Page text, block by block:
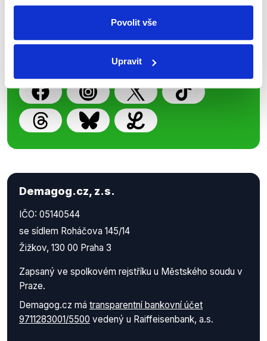
Povolit vše
Upravit
Nenechte si ujít nejnovější události
z Demagog.cz. Sdílením našich
příspěvků přátelům podpoříte naši
Demagog.cz, z.s.
IČO: 05140544
se sídlem Roháčova 145/14
Žižkov, 130 00 Praha 3
Zapsaný ve spolkovém rejstříku u Městského soudu v
Praze.
Demagog.cz má transparentní bankovní účet
9711283001/5500 vedený u Raiffeisenbank, a.s.